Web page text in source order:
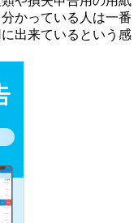
かっている人は一番
出来ているという感